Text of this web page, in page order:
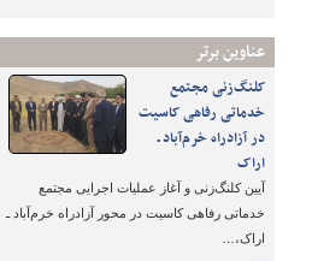
عناوین برتر
کلنگ‌زنی مجتمع
خدماتی رفاهی کاسیت
در آزادراه خرم‌آباد ـ
اراک
آیین کلنگ‌زنی و آغاز عملیات اجرایی مجتمع
خدماتی رفاهی کاسیت در محور آزادراه خرم‌آباد ـ
اراک،…